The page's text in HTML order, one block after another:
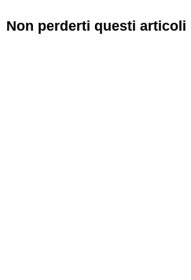
Non perderti questi articoli